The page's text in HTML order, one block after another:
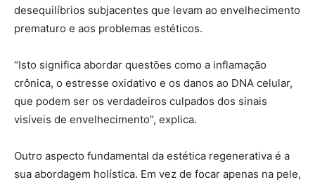
desequilíbrios subjacentes que levam ao envelhecimento
prematuro e aos problemas estéticos.
“Isto significa abordar questões como a inflamação
crônica, o estresse oxidativo e os danos ao DNA celular,
que podem ser os verdadeiros culpados dos sinais
visíveis de envelhecimento”, explica.
Outro aspecto fundamental da estética regenerativa é a
sua abordagem holística. Em vez de focar apenas na pele,